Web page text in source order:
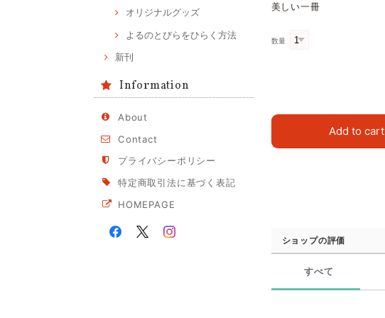
オリジナルグッズ
よるのとびらをひらく方法
新刊
Information
About
Contact
プライバシーポリシー
特定商取引法に基づく表記
HOMEPAGE
美しい一冊
数量
Add to cart
ショップの評価
すべて